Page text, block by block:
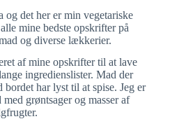
og det her er min vegetariske
mine bedste opskrifter på
og diverse lækkerier.
af mine opskrifter til at lave
ingredienslister. Mad der
bordet har lyst til at spise. Jeg er
grøntsager og masser af